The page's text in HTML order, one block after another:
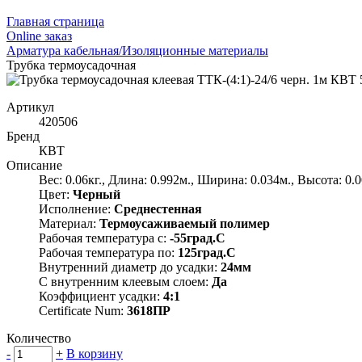
Главная страница
Оnline заказ
Арматура кабельная/Изоляционные материалы
Трубка термоусадочная
Артикул
420506
Бренд
КВТ
Описание
Вес: 0.06кг., Длина: 0.992м., Ширина: 0.034м., Высота:
Цвет: Черный
Исполнение: Среднестенная
Материал: Термоусаживаемый полимер
Рабочая температура с: -55град.C
Рабочая температура по: 125град.C
Внутренний диаметр до усадки: 24мм
С внутренним клеевым слоем: Да
Коэффициент усадки: 4:1
Certificate Num: 3618ПР
Количество
-
+ В корзину